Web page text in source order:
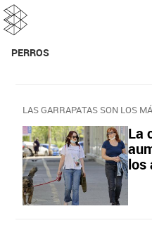
PERROS
LAS GARRAPATAS SON LOS
La
los